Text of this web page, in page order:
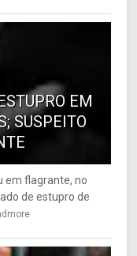
EM
SUSPEITO
em flagrante, no
de estupro de